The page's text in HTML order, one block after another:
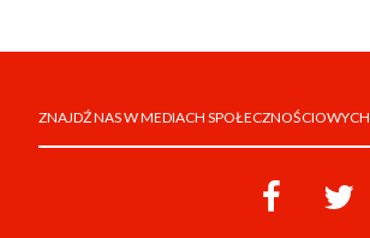
ZNAJDŹ NAS W MEDIACH SPOŁECZNOŚCIOWYCH